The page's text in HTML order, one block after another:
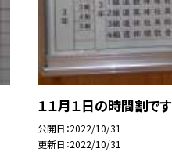
１１月１日の時間割です
公開日 2022/10/31
更新日 2022/10/31